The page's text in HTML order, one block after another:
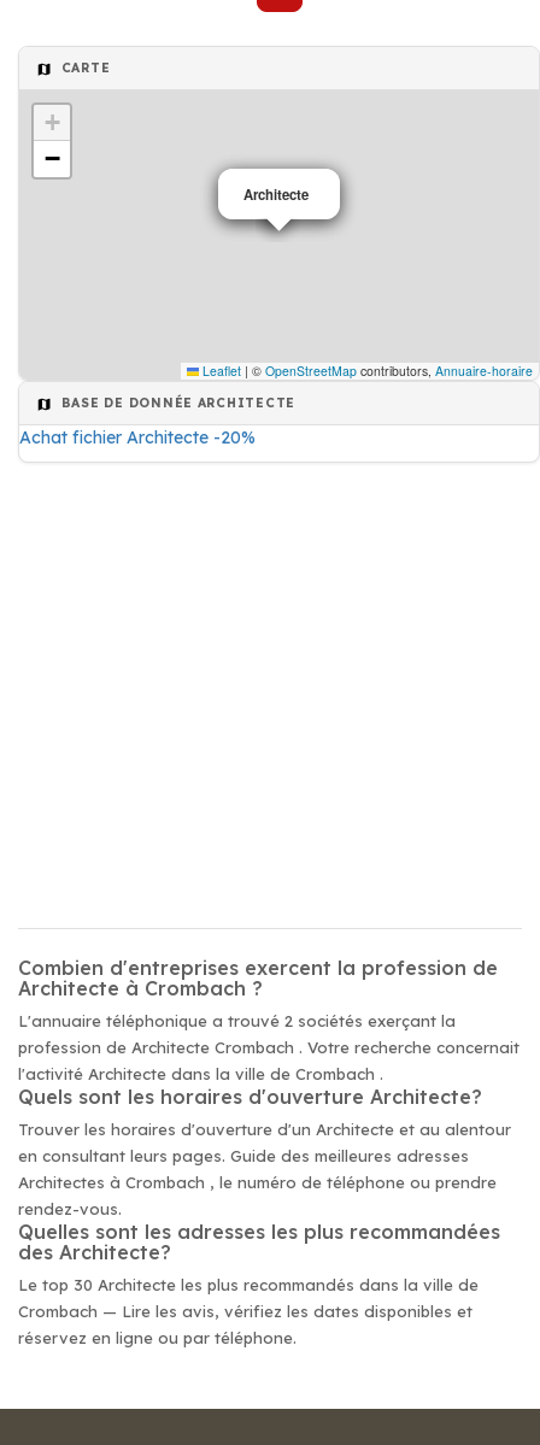
CARTE
Architecte
Architecte
+
−
Leaflet | © OpenStreetMap contributors, Annuaire-horaire
BASE DE DONNÉE ARCHITECTE
Achat fichier Architecte -20%
Combien d'entreprises exercent la profession de
Architecte à Crombach ?
L'annuaire téléphonique a trouvé 2 sociétés exerçant la
profession de Architecte Crombach . Votre recherche concernait
l'activité Architecte dans la ville de Crombach .
Quels sont les horaires d'ouverture Architecte?
Trouver les horaires d'ouverture d'un Architecte et au alentour
en consultant leurs pages. Guide des meilleures adresses
Architectes à Crombach , le numéro de téléphone ou prendre
rendez-vous.
Quelles sont les adresses les plus recommandées
des Architecte?
Le top 30 Architecte les plus recommandés dans la ville de
Crombach — Lire les avis, vérifiez les dates disponibles et
réservez en ligne ou par téléphone.